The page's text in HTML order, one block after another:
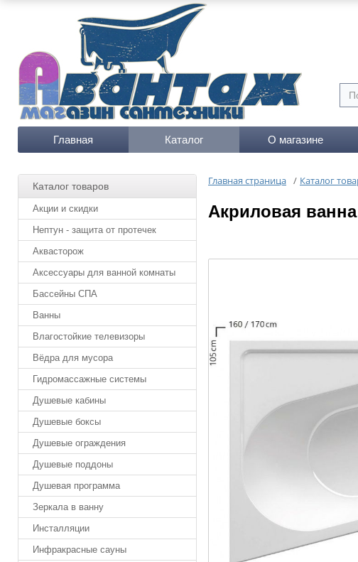
Главная Каталог О магазине
Каталог товаров
Акции и скидки
Нептун - защита от протечек
Аквасторож
Аксессуары для ванной комнаты
Бассейны СПА
Ванны
Влагостойкие телевизоры
Вёдра для мусора
Гидромассажные системы
Душевые кабины
Душевые боксы
Душевые ограждения
Душевые поддоны
Душевая программа
Зеркала в ванну
Инсталляции
Инфракрасные сауны
Главная страница / Каталог
Акриловая